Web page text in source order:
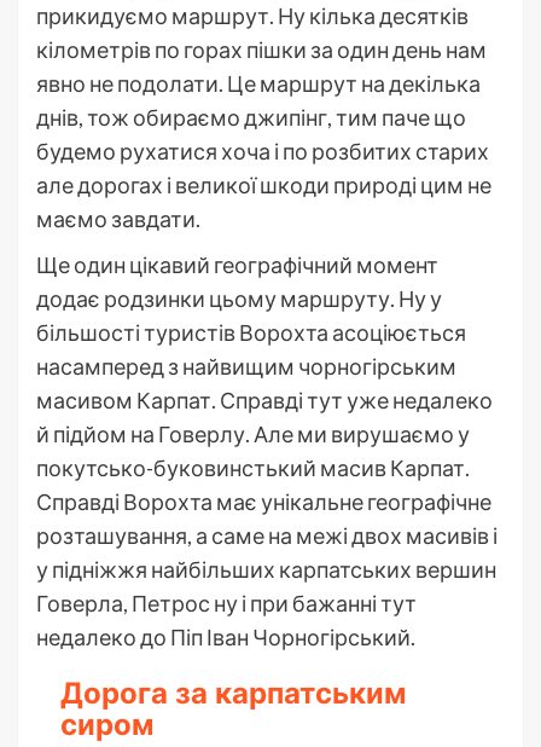
прикидуємо маршрут. Ну кілька десятків
кілометрів по горах пішки за один день нам
явно не подолати. Це маршрут на декілька
днів, тож обираємо джипінг, тим паче що
будемо рухатися хоча і по розбитих старих
але дорогах і великої шкоди природі цим не
маємо завдати.
Ще один цікавий географічний момент
додає родзинки цьому маршруту. Ну у
більшості туристів Ворохта асоціюється
насамперед з найвищим чорногірським
масивом Карпат. Справді тут уже недалеко
й підйом на Говерлу. Але ми вирушаємо у
покутсько-буковинстький масив Карпат.
Справді Ворохта має унікальне географічне
розташування, а саме на межі двох масивів і
у підніжжя найбільших карпатських вершин
Говерла, Петрос ну і при бажанні тут
недалеко до Піп Іван Чорногірський.
Дорога за карпатським
сиром